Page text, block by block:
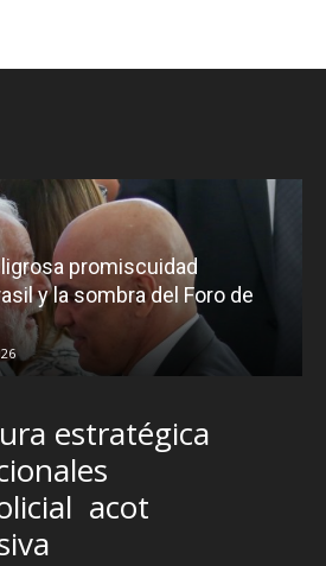
promiscuidad
y la sombra del Foro de
estratégica
acot